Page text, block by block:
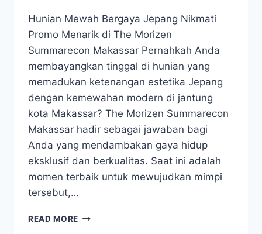
Hunian Mewah Bergaya Jepang Nikmati
Promo Menarik di The Morizen
Summarecon Makassar Pernahkah Anda
membayangkan tinggal di hunian yang
memadukan ketenangan estetika Jepang
dengan kemewahan modern di jantung
kota Makassar? The Morizen Summarecon
Makassar hadir sebagai jawaban bagi
Anda yang mendambakan gaya hidup
eksklusif dan berkualitas. Saat ini adalah
momen terbaik untuk mewujudkan mimpi
tersebut,…
READ MORE HUNIAN